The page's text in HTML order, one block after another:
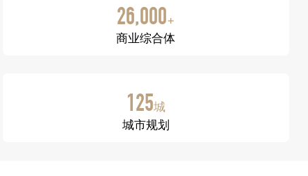
26,000+
商业综合体
125城
城市规划